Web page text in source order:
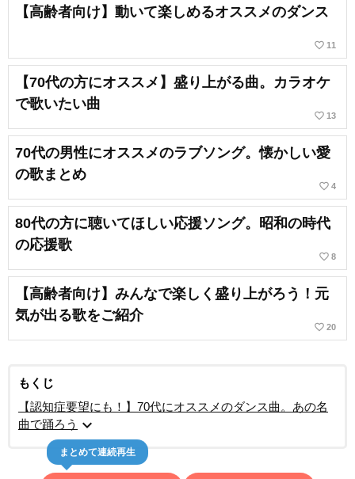
【高齢者向け】動いて楽しめるオススメのダンス
favorite_border 11
【70代の方にオススメ】盛り上がる曲。カラオケ
で歌いたい曲
favorite_border 13
70代の男性にオススメのラブソング。懐かしい愛
の歌まとめ
favorite_border 4
80代の方に聴いてほしい応援ソング。昭和の時代
の応援歌
favorite_border 8
【高齢者向け】みんなで楽しく盛り上がろう！元
気が出る歌をご紹介
favorite_border 20
もくじ
【認知症要望にも！】70代にオススメのダンス曲。あの名
曲で踊ろう expand_more
まとめて連続再生